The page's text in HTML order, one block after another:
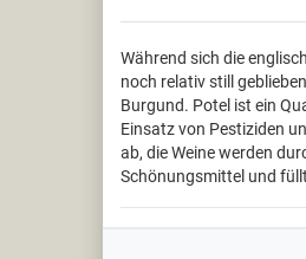
Während sich die
noch relativ still
Burgund. Potel ist ein
Einsatz von Pestiziden
ab, die Weine werden
Schönungsmittel und